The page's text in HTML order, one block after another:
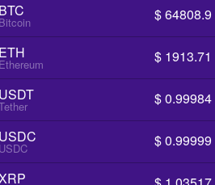
$ 64808.9
$ 1913.71
$ 0.99984
$ 0.99999